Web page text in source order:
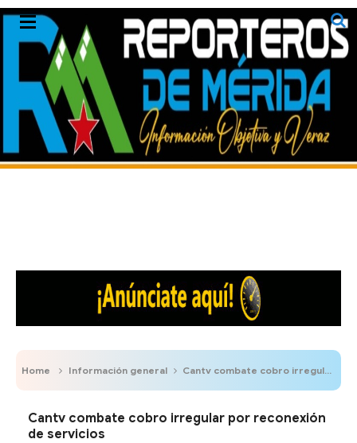
Home Información general Cantv combate cobro irregular por reconexión de servicios
Cantv combate cobro irregular por reconexión
de servicios